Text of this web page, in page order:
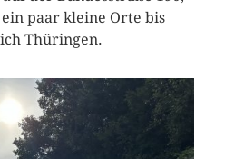
paar kleine Orte bis
Thüringen.